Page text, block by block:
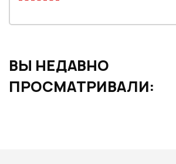
ВЫ НЕДАВНО
ПРОСМАТРИВАЛИ: